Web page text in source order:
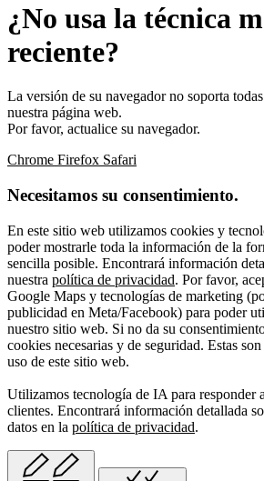
¿No usa la técnica
reciente?
La versión de su navegador no soporta
nuestra página web.
Por favor, actualice su navegador.
Chrome Firefox Safari
Necesitamos su consentimiento.
En este sitio web utilizamos cookies y
poder mostrarle toda la información de la
sencilla posible. Encontrará información
nuestra política de privacidad. Por favor,
Google Maps y tecnologías de marketing
publicidad en Meta/Facebook) para poder
nuestro sitio web. Si no da su
cookies necesarias y de seguridad. Estas
uso de este sitio web.
Utilizamos tecnología de IA para responder
clientes. Encontrará información detallada
datos en la política de privacidad.